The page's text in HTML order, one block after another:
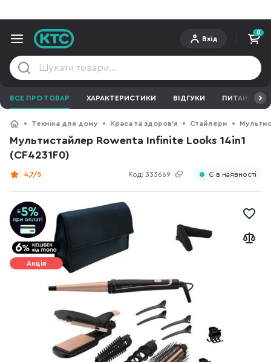
Вхід
0
ВСЕ ПРО ТОВАР ХАРАКТЕРИСТИКИ ВІДГУКИ ПИТАННЯ ТА
Техніка для дому Краса та здоров'я Стайлери
Мультистайлер Rowenta Infinite Looks 14in1
(CF4231F0)
Код: 333669
4,7/5 Є в наявності
Акція